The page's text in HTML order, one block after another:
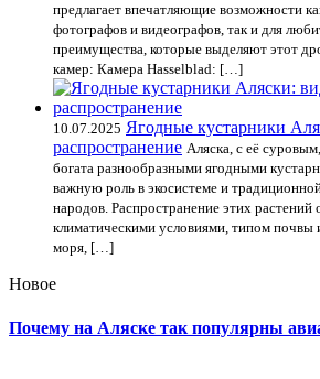
предлагает впечатляющие возможности
фотографов и видеографов, так и для
преимущества, которые выделяют этот
камер: Камера Hasselblad: […]
10.07.2025 Ягодные кустарники
распространение Аляска, с её
богата разнообразными ягодными
важную роль в экосистеме и
народов. Распространение этих растений
климатическими условиями, типом почвы
моря, […]
Новое
Почему на Аляске так популярны